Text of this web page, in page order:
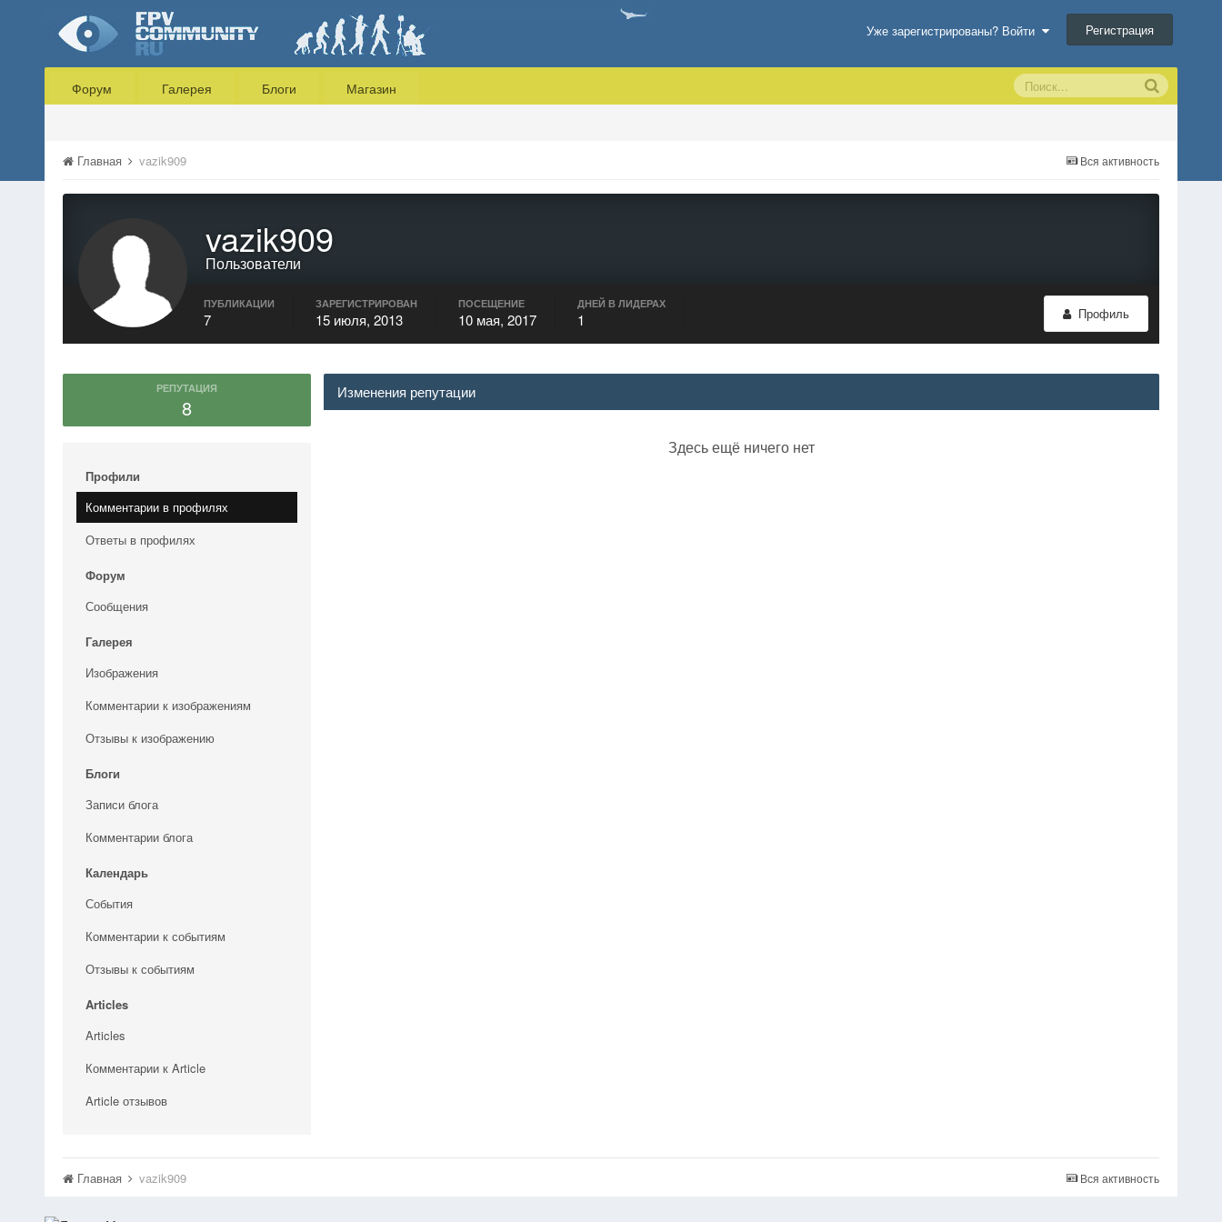
Уже зарегистрированы? Войти Регистрация
Форум Галерея Блоги Магазин
Вся активность
Главная vazik909
vazik909
Пользователи
Профиль
ПУБЛИКАЦИИ
7
ЗАРЕГИСТРИРОВАН
15 июля, 2013
ПОСЕЩЕНИЕ
10 мая, 2017
ДНЕЙ В ЛИДЕРАХ
1
РЕПУТАЦИЯ
8
Профили
Комментарии в профилях
Ответы в профилях
Форум
Сообщения
Галерея
Изображения
Комментарии к изображениям
Отзывы к изображению
Блоги
Записи блога
Комментарии блога
Календарь
События
Комментарии к событиям
Отзывы к событиям
Articles
Articles
Комментарии к Article
Article отзывов
Изменения репутации
Здесь ещё ничего нет
Вся активность
Главная vazik909